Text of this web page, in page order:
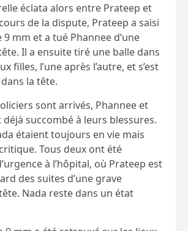
éclata alors entre Prateep et
de la dispute, Prateep a saisi
mm et a tué Phannee d’une
Il a ensuite tiré une balle dans
filles, l’une après l’autre, et s’est
la tête.
sont arrivés, Phannee et
succombé à leurs blessures.
étaient toujours en vie mais
Tous deux ont été
à l’hôpital, où Prateep est
des suites d’une grave
Nada reste dans un état